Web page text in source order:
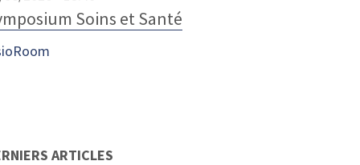
Soins et Santé
ARTICLES